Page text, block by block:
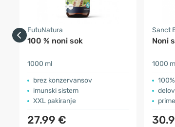
FutuNatura
100 % noni sok
1000 ml
brez konzervansov
imunski sistem
XXL pakiranje
27.99 €
Sanct
Noni
1000